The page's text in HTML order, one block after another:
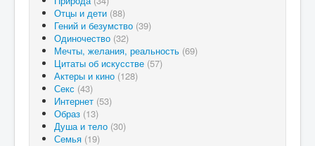
Отцы и дети (88)
Гений и безумство (39)
Одиночество (32)
Мечты, желания, реальность (69)
Цитаты об искусстве (57)
Актеры и кино (128)
Секс (43)
Интернет (53)
Образ (13)
Душа и тело (30)
Семья (19)